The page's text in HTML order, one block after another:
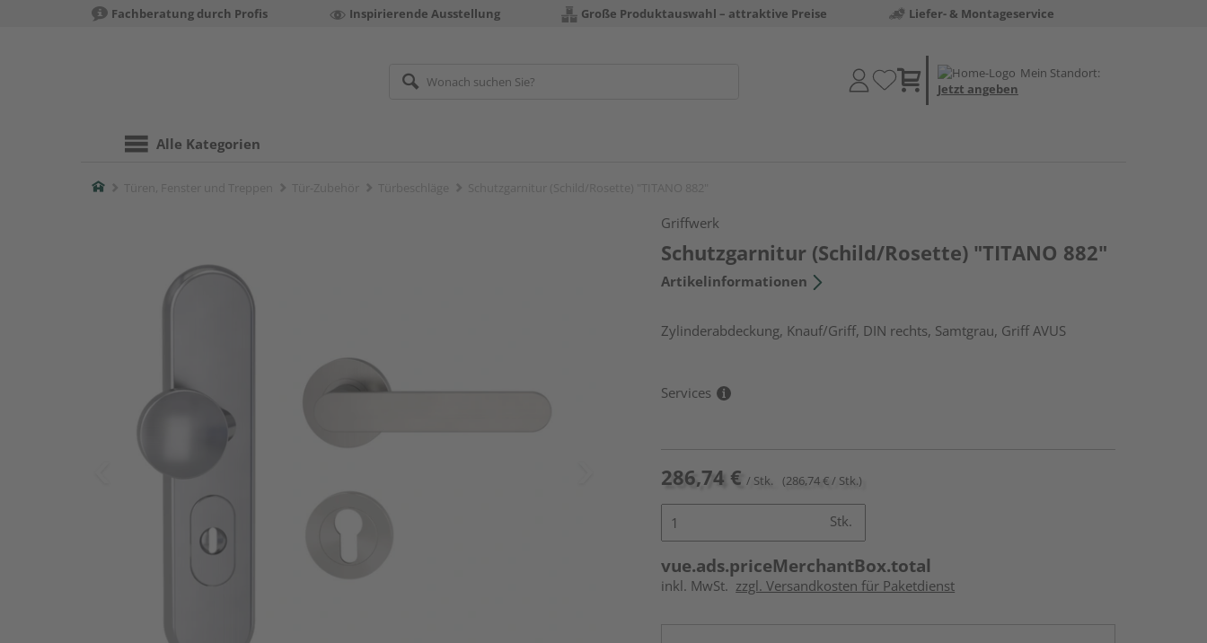
Fachberatung durch Profis Inspirierende Ausstellung Große Produktauswahl – attraktive Preise Liefer- & Montageservice
Mein Standort:
Jetzt angeben
Alle Kategorien
Home
Griffwerk
Schutzgarnitur (Schild/Rosette) "TITANO 882"
Artikelinformationen
Zylinderabdeckung, Knauf/Griff, DIN rechts, Samtgrau, Griff AVUS
Services
286,74 € / Stk. (286,74 € / Stk.)
Stk.
vue.ads.priceMerchantBox.total
inkl. MwSt. zzgl. Versandkosten für Paketdienst